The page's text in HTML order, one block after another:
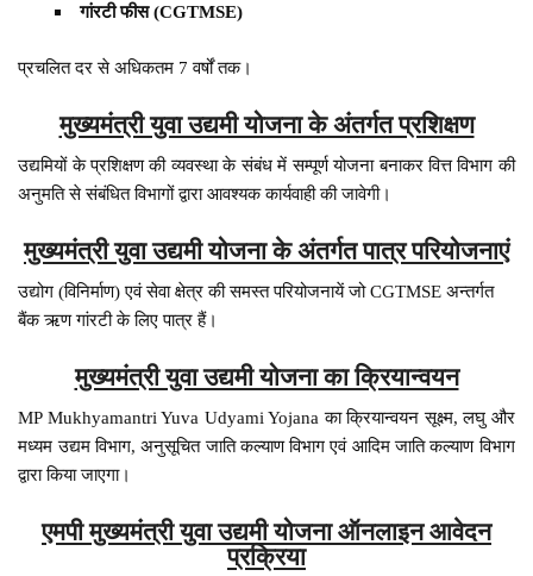
गांरटी फीस (CGTMSE)
प्रचलित दर से अधिकतम 7 वर्षों तक।
मुख्यमंत्री युवा उद्यमी योजना के अंतर्गत प्रशिक्षण
उद्यमियों के प्रशिक्षण की व्यवस्था के संबंध में सम्पूर्ण योजना बनाकर वित्त विभाग की
अनुमति से संबंधित विभागों द्वारा आवश्यक कार्यवाही की जावेगी।
मुख्यमंत्री युवा उद्यमी योजना के अंतर्गत पात्र परियोजनाएं
उद्योग (विनिर्माण) एवं सेवा क्षेत्र की समस्त परियोजनायें जो CGTMSE अन्तर्गत
बैंक ऋण गांरटी के लिए पात्र हैं।
मुख्यमंत्री युवा उद्यमी योजना का क्रियान्वयन
MP Mukhyamantri Yuva Udyami Yojana का क्रियान्वयन सूक्ष्म, लघु और
मध्यम उद्यम विभाग, अनुसूचित जाति कल्याण विभाग एवं आदिम जाति कल्याण विभाग
द्वारा किया जाएगा।
एमपी मुख्यमंत्री युवा उद्यमी योजना ऑनलाइन आवेदन
प्रक्रिया